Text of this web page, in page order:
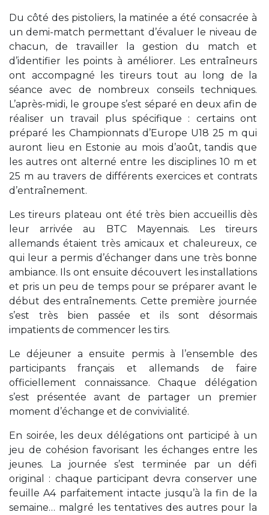
Du côté des pistoliers, la matinée a été consacrée à
un demi-match permettant d’évaluer le niveau de
chacun, de travailler la gestion du match et
d’identifier les points à améliorer. Les entraîneurs
ont accompagné les tireurs tout au long de la
séance avec de nombreux conseils techniques.
L’après-midi, le groupe s’est séparé en deux afin de
réaliser un travail plus spécifique : certains ont
préparé les Championnats d’Europe U18 25 m qui
auront lieu en Estonie au mois d’août, tandis que
les autres ont alterné entre les disciplines 10 m et
25 m au travers de différents exercices et contrats
d’entraînement.
Les tireurs plateau ont été très bien accueillis dès
leur arrivée au BTC Mayennais. Les tireurs
allemands étaient très amicaux et chaleureux, ce
qui leur a permis d’échanger dans une très bonne
ambiance. Ils ont ensuite découvert les installations
et pris un peu de temps pour se préparer avant le
début des entraînements. Cette première journée
s’est très bien passée et ils sont désormais
impatients de commencer les tirs.
Le déjeuner a ensuite permis à l’ensemble des
participants français et allemands de faire
officiellement connaissance. Chaque délégation
s’est présentée avant de partager un premier
moment d’échange et de convivialité.
En soirée, les deux délégations ont participé à un
jeu de cohésion favorisant les échanges entre les
jeunes. La journée s’est terminée par un défi
original : chaque participant devra conserver une
feuille A4 parfaitement intacte jusqu’à la fin de la
semaine… malgré les tentatives des autres pour la